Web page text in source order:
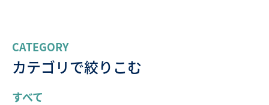
CATEGORY
カテゴリで絞りこむ
すべて